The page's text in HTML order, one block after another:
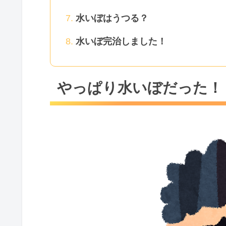
水いぼはうつる？
水いぼ完治しました！
やっぱり水いぼだった！